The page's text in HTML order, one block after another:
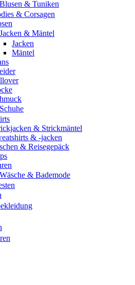
Blusen & Tuniken
& Corsagen
Jacken & Mäntel
Jacken
Mäntel
Schuhe
& Strickmäntel
& -jacken
& Reisegepäck
Wäsche & Bademode